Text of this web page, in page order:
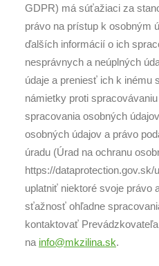
GDPR) má súťažiaci za
právo na prístup k osobným
ďalších informácií o ich
nesprávnych a neúplných
údaje a preniesť ich k inému
námietky proti
spracovania osobných
osobných údajov a právo
úradu (Úrad na ochranu
https://
uplatniť niektoré svoje právo
sťažnosť ohľadne
kontaktovať
na info@mkzilina.sk.